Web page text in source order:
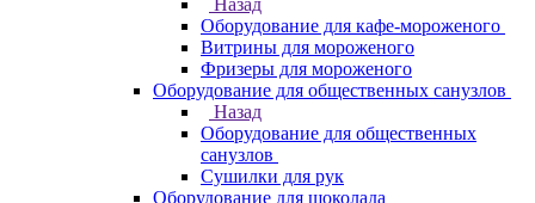
Назад
Оборудование для кафе-мороженого
Витрины для мороженого
Фризеры для мороженого
Оборудование для общественных санузлов
Назад
Оборудование для общественных
санузлов
Сушилки для рук
Оборудование для шоколада